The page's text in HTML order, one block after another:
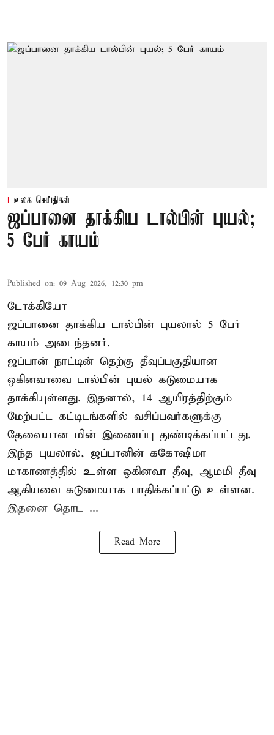
உலக செய்திகள்
ஜப்பானை தாக்கிய டால்பின் புயல்;
5 பேர் காயம்
Published on: 09 Aug 2026, 12:30 pm
டோக்கியோ
ஜப்பானை தாக்கிய டால்பின் புயலால் 5 பேர்
காயம் அடைந்தனர்.
ஜப்பான் நாட்டின் தெற்கு தீவுப்பகுதியான
ஒகினவாவை டால்பின் புயல் கடுமையாக
தாக்கியுள்ளது. இதனால், 14 ஆயிரத்திற்கும்
மேற்பட்ட கட்டிடங்களில் வசிப்பவர்களுக்கு
தேவையான மின் இணைப்பு துண்டிக்கப்பட்டது.
இந்த புயலால், ஜப்பானின் ககோஷிமா
மாகாணத்தில் உள்ள ஒகினவா தீவு, ஆமமி தீவு
ஆகியவை கடுமையாக பாதிக்கப்பட்டு உள்ளன.
இதனை தொட ...
Read More